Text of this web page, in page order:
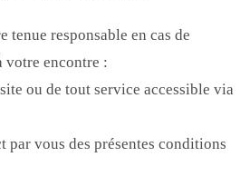
tenue responsable en cas de
votre encontre :
ou de tout service accessible via
par vous des présentes conditions